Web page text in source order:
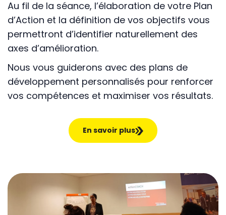
Au fil de la séance, l’élaboration de votre Plan
d’Action et la définition de vos objectifs vous
permettront d’identifier naturellement des
axes d’amélioration.
Nous vous guiderons avec des plans de
développement personnalisés pour renforcer
vos compétences et maximiser vos résultats.
En savoir plus